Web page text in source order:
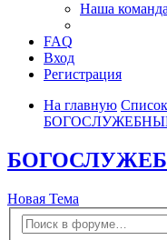
Наша
FAQ
Вход
Регистрация
На главную
Новая Тема